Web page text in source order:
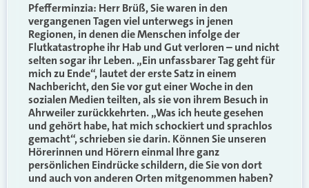
Pfefferminzia: Herr Brüß, Sie waren in den
vergangenen Tagen viel unterwegs in jenen
Regionen, in denen die Menschen infolge der
Flutkatastrophe ihr Hab und Gut verloren – und nicht
selten sogar ihr Leben. „Ein unfassbarer Tag geht für
mich zu Ende“, lautet der erste Satz in einem
Nachbericht, den Sie vor gut einer Woche in den
sozialen Medien teilten, als sie von ihrem Besuch in
Ahrweiler zurückkehrten. „Was ich heute gesehen
und gehört habe, hat mich schockiert und sprachlos
gemacht“, schrieben sie darin. Können Sie unseren
Hörerinnen und Hörern einmal Ihre ganz
persönlichen Eindrücke schildern, die Sie von dort
und auch von anderen Orten mitgenommen haben?